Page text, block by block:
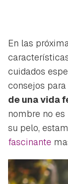
En las
cuidados
consejos
de una vida
nombre no
su pelo,
fascinante